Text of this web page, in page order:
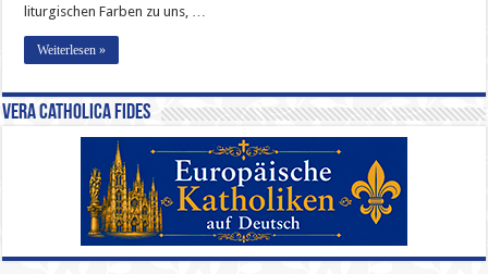
liturgischen Farben zu uns, …
Weiterlesen »
Vera Catholica Fides